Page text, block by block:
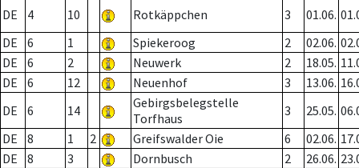
DE
4 10 Rotkäppchen 3 01.06.
DE
6 1 Spiekeroog 2 02.06.
DE
6 2 Neuwerk 2 18.05.
DE
6 12 Neuenhof 3 13.06.
DE
6 14
Gebirgsbelegstelle
Torfhaus
3 25.05.
DE
8 1 2 Greifswalder Oie 6 02.06.
DE
8 3 Dornbusch 2 26.06.